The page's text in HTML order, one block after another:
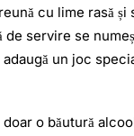
cu lime rasă și
de servire se
un joc
o băutură